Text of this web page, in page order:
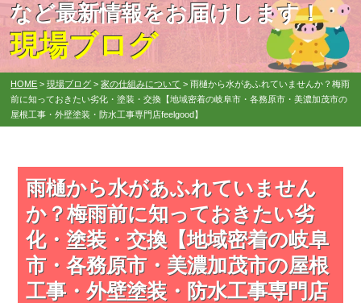
など最新情報をお届けします！
現場ブログ
HOME >現場ブログ >家の仕組みについて >雨樋から水があふれていませんか？梅雨
前に知っておきたい劣化・塗装・交換【地域密着の岐阜市・各務原市・美濃加茂市の
屋根工事・外壁塗装・防水工事専門店feelgood】
雨樋から水があふれていません
か？梅雨前に知っておきたい劣
化・塗装・交換【地域密着の岐阜
市・各務原市・美濃加茂市の屋根
工事・外壁塗装・防水工事専門店